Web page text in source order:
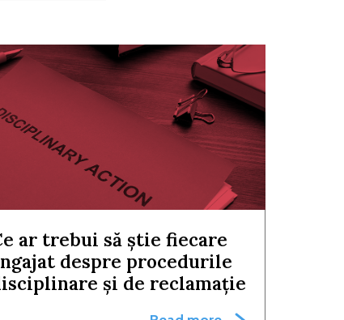
ar trebui să știe fiecare
despre procedurile
și de reclamație